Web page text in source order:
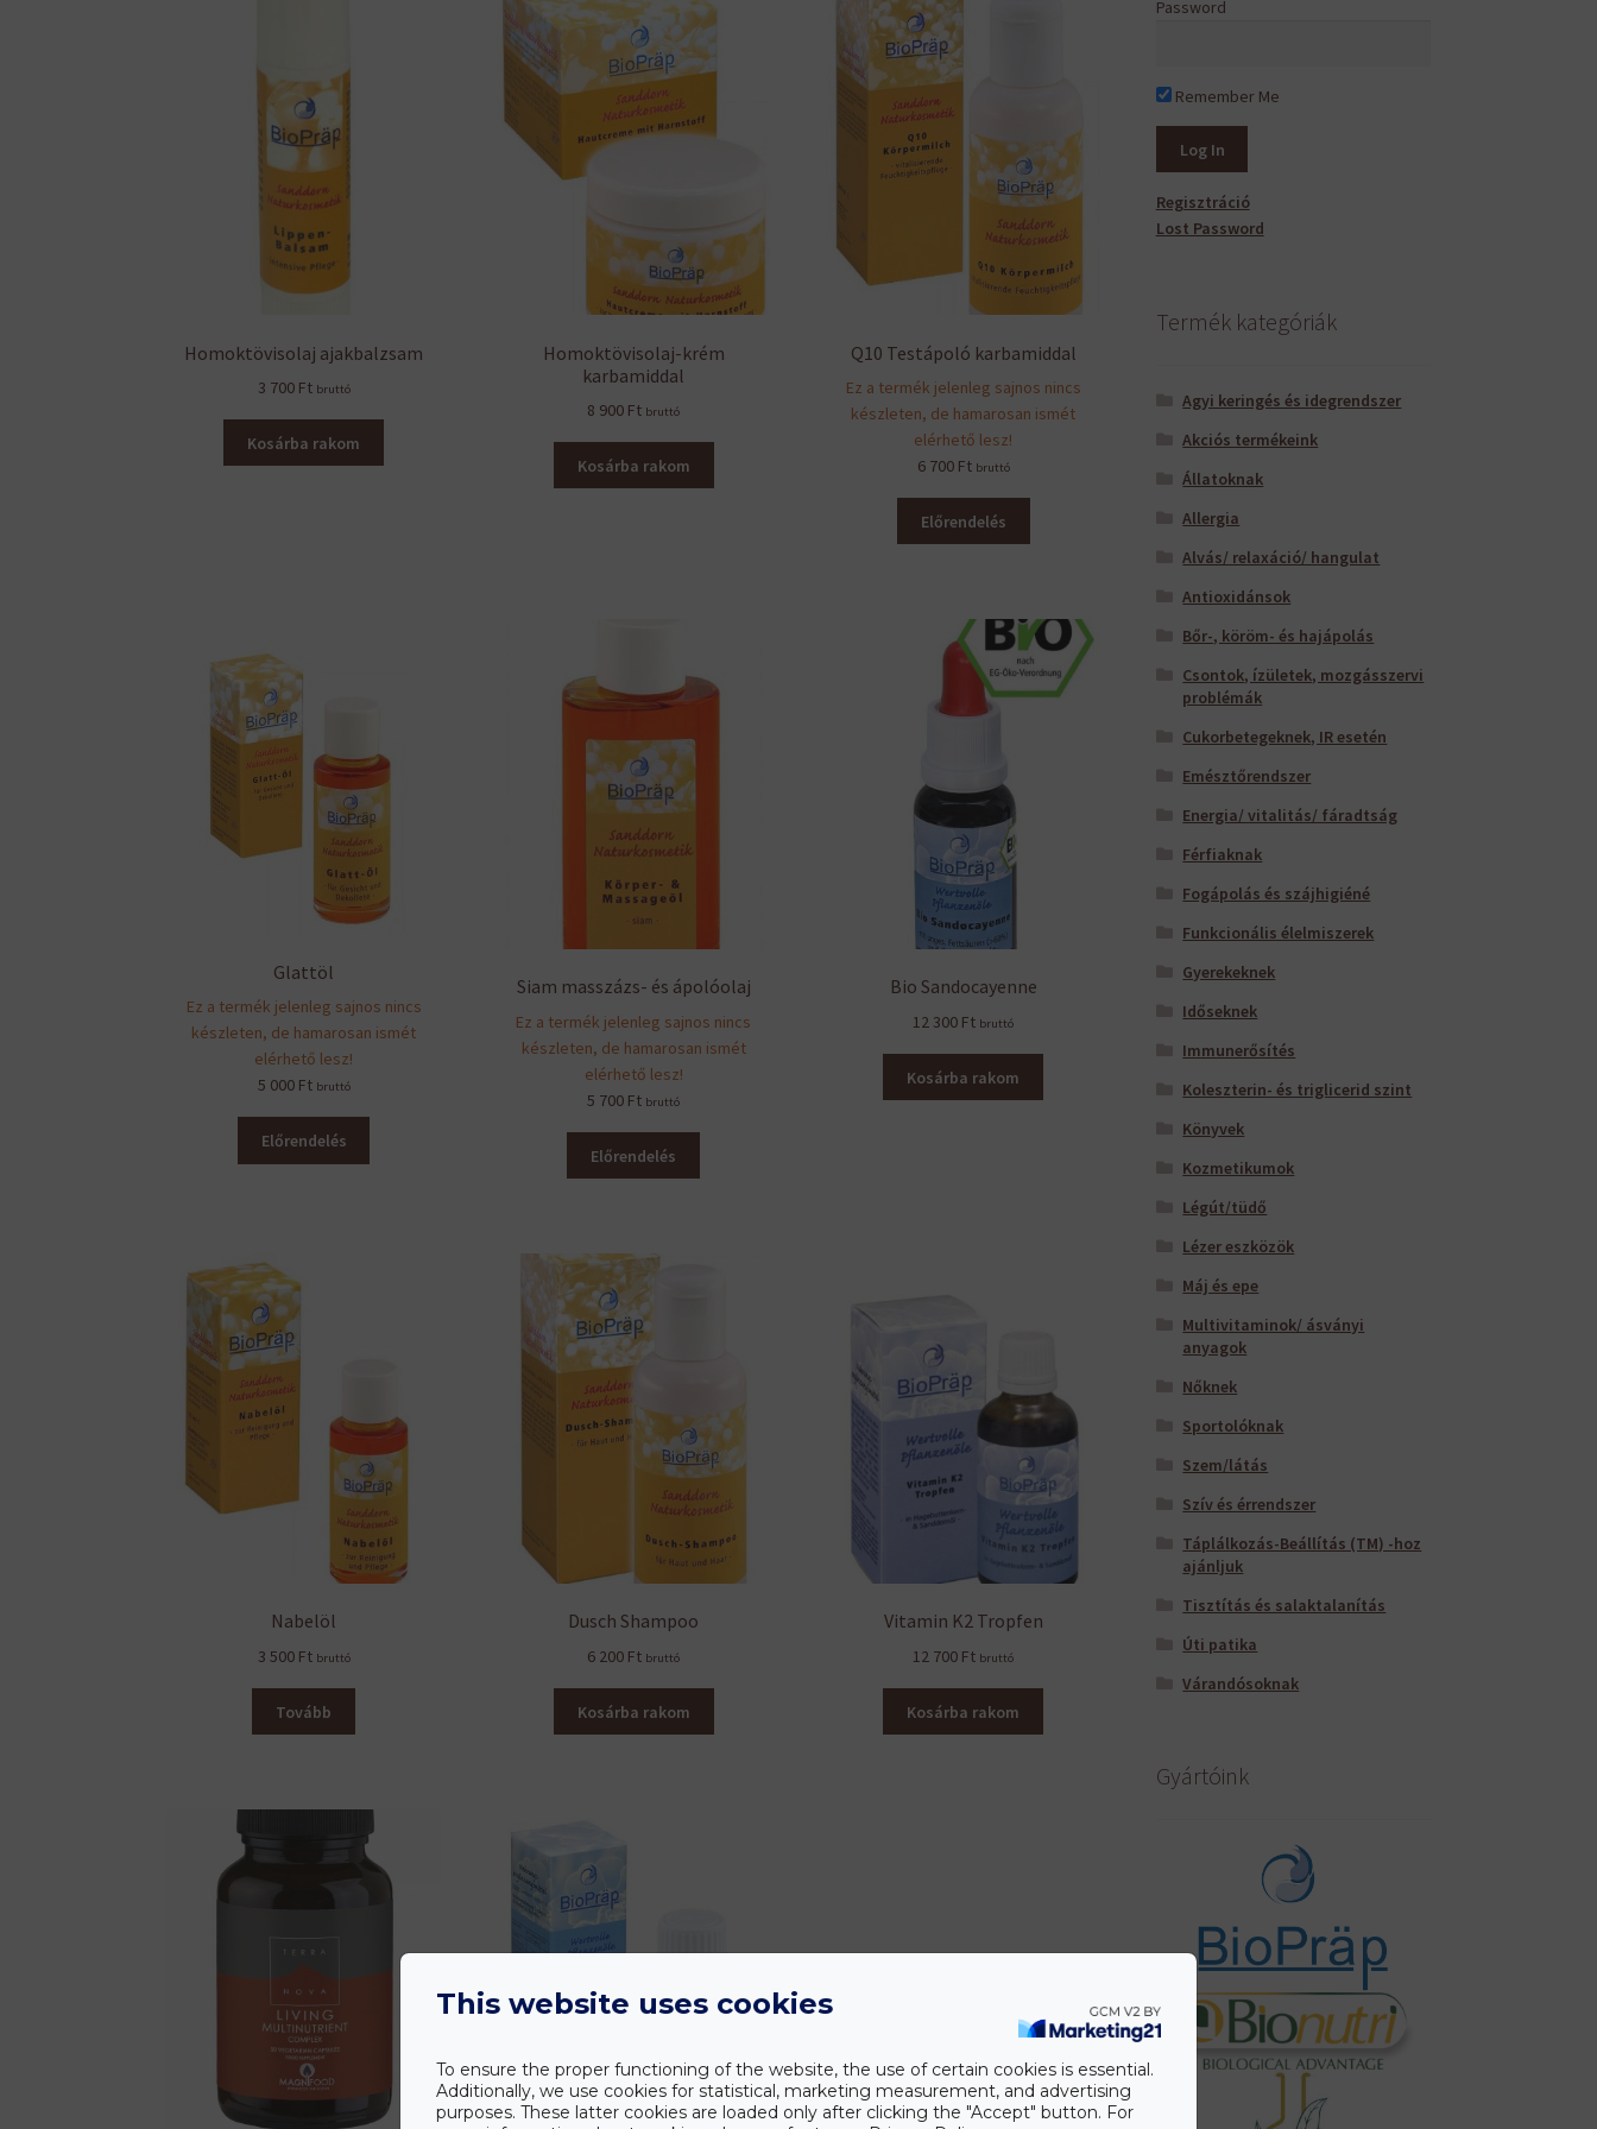
Homoktövisolaj ajakbalzsam
3 700 Ft bruttó
Kosárba rakom
Homoktövisolaj-krém
karbamiddal
8 900 Ft bruttó
Kosárba rakom
Q10 Testápoló karbamiddal
Ez a termék jelenleg sajnos nincs
készleten, de hamarosan ismét
elérhető lesz!
6 700 Ft bruttó
Előrendelés
Glattöl
Ez a termék jelenleg sajnos nincs
készleten, de hamarosan ismét
elérhető lesz!
5 000 Ft bruttó
Előrendelés
Siam masszázs- és ápolóolaj
Ez a termék jelenleg sajnos nincs
készleten, de hamarosan ismét
elérhető lesz!
5 700 Ft bruttó
Előrendelés
Bio Sandocayenne
12 300 Ft bruttó
Kosárba rakom
Nabelöl
3 500 Ft bruttó
Tovább
Dusch Shampoo
6 200 Ft bruttó
Kosárba rakom
Vitamin K2 Tropfen
12 700 Ft bruttó
Kosárba rakom
Password
Remember Me
Regisztráció
Lost Password
Termék kategóriák
Agyi keringés és idegrendszer
Akciós termékeink
Állatoknak
Allergia
Alvás/ relaxáció/ hangulat
Antioxidánsok
Bőr-, köröm- és hajápolás
Csontok, ízületek, mozgásszervi
problémák
Cukorbetegeknek, IR esetén
Emésztőrendszer
Energia/ vitalitás/ fáradtság
Férfiaknak
Fogápolás és szájhigiéné
Funkcionális élelmiszerek
Gyerekeknek
Időseknek
Immunerősítés
Koleszterin- és triglicerid szint
Könyvek
Kozmetikumok
Légút/tüdő
Lézer eszközök
Máj és epe
Multivitaminok/ ásványi
anyagok
Nőknek
Sportolóknak
Szem/látás
Szív és érrendszer
Táplálkozás-Beállítás (TM) -hoz
ajánljuk
Tisztítás és salaktalanítás
Úti patika
Várandósoknak
Gyártóink
This website uses cookies
To ensure the proper functioning of the website, the use of certain cookies is essential.
Additionally, we use cookies for statistical, marketing measurement, and advertising
purposes. These latter cookies are loaded only after clicking the "Accept" button. For